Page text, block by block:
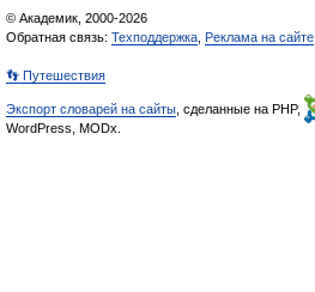
© Академик, 2000-2026
Обратная связь: Техподдержка Реклама на сайте
👣 Путешествия
Экспорт словарей на сайты , сделанные на PHP,
WordPress, MODx.